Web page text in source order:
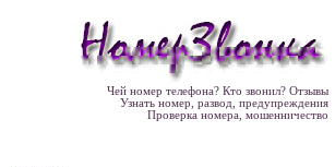
Чей номер телефона? Кто звонил? Отзывы
Узнать номер, развод, предупреждения
Проверка номера, мошенничество